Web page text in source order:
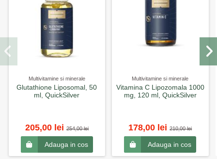
Multivitamine si minerale
Glutathione Liposomal, 50
ml, QuickSilver
205,00 lei 254,00 lei
Adauga in cos
Multivitamine si minerale
Vitamina C Lipozomala 1000
mg, 120 ml, QuickSilver
178,00 lei210,00 lei
Adauga in cos